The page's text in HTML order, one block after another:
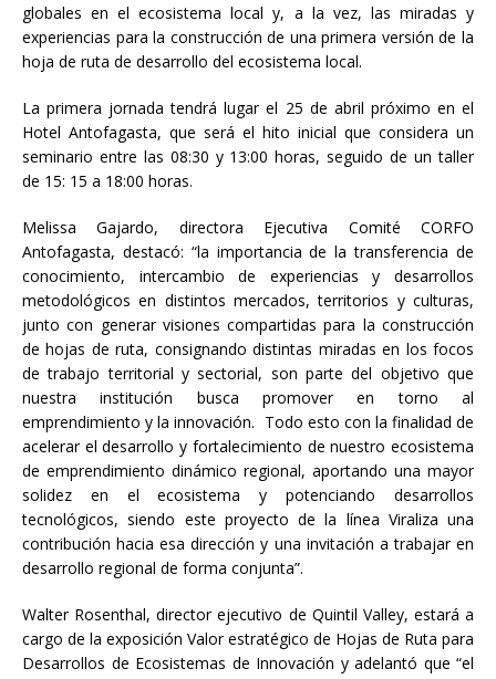
globales en el ecosistema local y, a la vez, las miradas y
experiencias para la construcción de una primera versión de la
hoja de ruta de desarrollo del ecosistema local.
La primera jornada tendrá lugar el 25 de abril próximo en el
Hotel Antofagasta, que será el hito inicial que considera un
seminario entre las 08:30 y 13:00 horas, seguido de un taller
de 15: 15 a 18:00 horas.
Melissa Gajardo, directora Ejecutiva Comité CORFO
Antofagasta, destacó: “la importancia de la transferencia de
conocimiento, intercambio de experiencias y desarrollos
metodológicos en distintos mercados, territorios y culturas,
junto con generar visiones compartidas para la construcción
de hojas de ruta, consignando distintas miradas en los focos
de trabajo territorial y sectorial, son parte del objetivo que
nuestra institución busca promover en torno al
emprendimiento y la innovación. Todo esto con la finalidad de
acelerar el desarrollo y fortalecimiento de nuestro ecosistema
de emprendimiento dinámico regional, aportando una mayor
solidez en el ecosistema y potenciando desarrollos
tecnológicos, siendo este proyecto de la línea Viraliza una
contribución hacia esa dirección y una invitación a trabajar en
desarrollo regional de forma conjunta”.
Walter Rosenthal, director ejecutivo de Quintil Valley, estará a
cargo de la exposición Valor estratégico de Hojas de Ruta para
Desarrollos de Ecosistemas de Innovación y adelantó que “el